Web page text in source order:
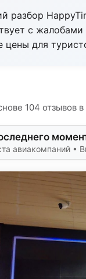
разбор
с
цены для
104 отзывов в
авиакомпаний •